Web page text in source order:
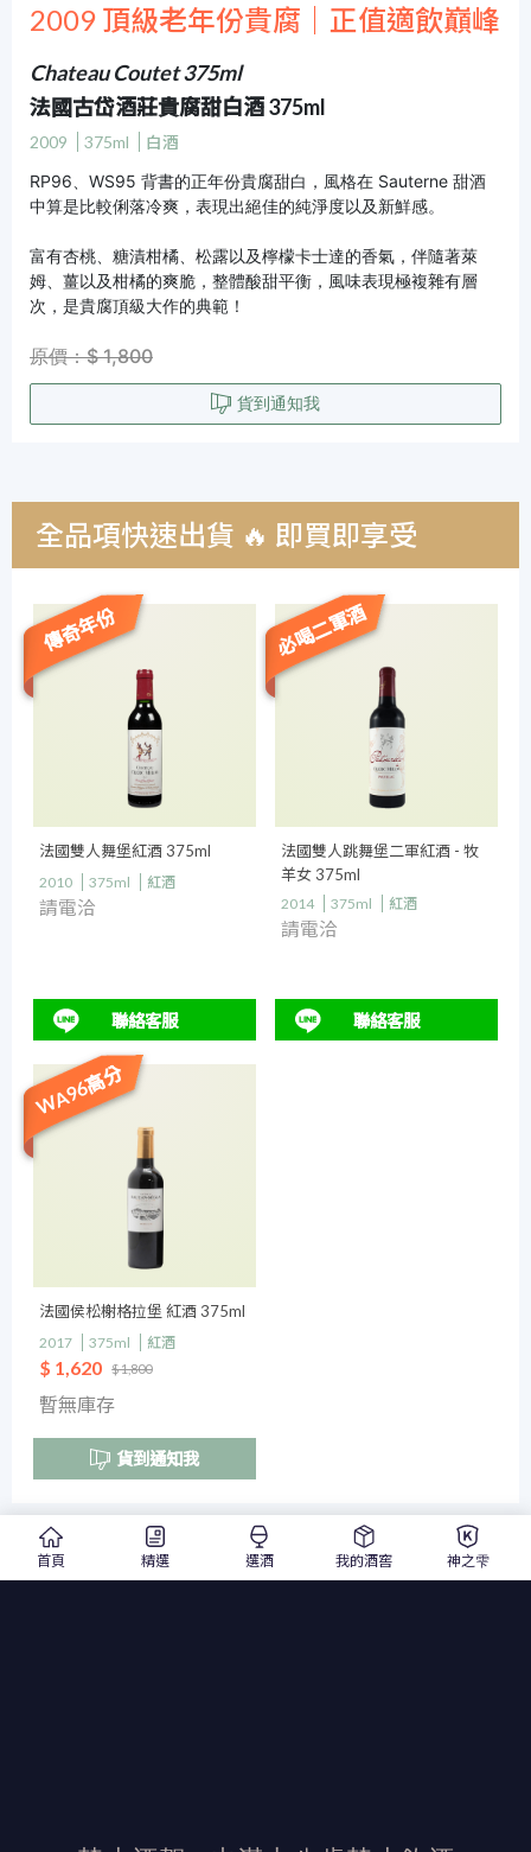
2009 頂級老年份貴腐｜正值適飲巔峰
Chateau Coutet 375ml
法國古岱酒莊貴腐甜白酒 375ml
2009 375ml
白酒
RP96、WS95 背書的正年份貴腐甜白，風格在 Sauterne 甜酒
中算是比較俐落冷爽，表現出絕佳的純淨度以及新鮮感。
富有杏桃、糖漬柑橘、松露以及檸檬卡士達的香氣，伴隨著萊
姆、薑以及柑橘的爽脆，整體酸甜平衡，風味表現極複雜有層
次，是貴腐頂級大作的典範！
原價：$ 1,800
貨到通知我
全品項快速出貨 🔥 即買即享受
傳奇年份
法國雙人舞堡紅酒 375ml
2010 375ml 紅酒
請電洽
聯絡客服
必喝二軍酒
法國雙人跳舞堡二軍紅酒 - 牧
羊女 375ml
2014 375ml 紅酒
請電洽
聯絡客服
WA96高分
法國侯松榭格拉堡 紅酒 375ml
2017 375ml 紅酒
$ 1,620 $ 1,800
暫無庫存
貨到通知我
首頁 精選 選酒 我的酒窖 神之雫